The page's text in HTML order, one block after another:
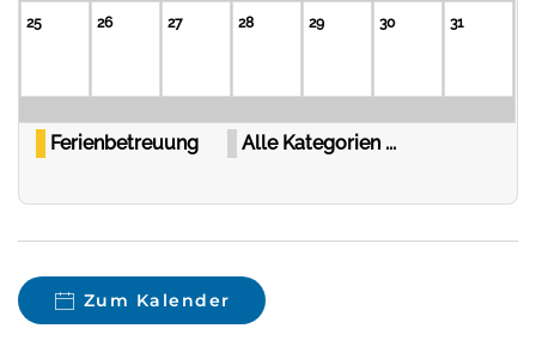
25 26 27 28 29 30 31
Ferienbetreuung Alle Kategorien ...
Zum Kalender